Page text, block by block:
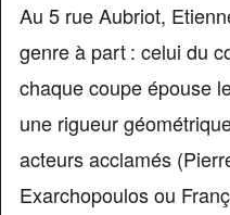
Au 5 rue Aubriot,
genre à part : celui du
chaque coupe épouse
une rigueur
acteurs acclamés
Exarchopoulos ou